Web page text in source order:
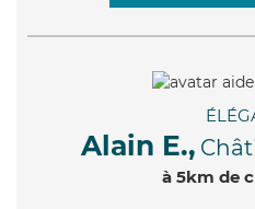
Alain E.,
à 5km de